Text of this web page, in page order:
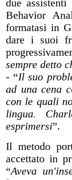
due
Behavior
formatasi in
dare i suoi
sempre detto
- “Il suo
ad una cena
con le quali
lingua.
esprimersi”.
Il metodo
accettato in
“Aveva